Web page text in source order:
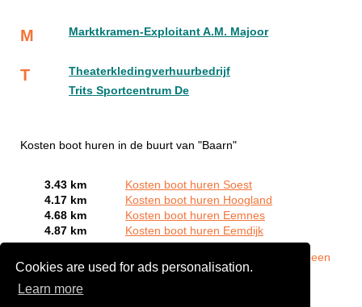
Cookies are used for ads personalisation.
Learn more
M Marktkramen-Exploitant A.M. Majoor
T
Theaterkledingverhuurbedrijf
Trits Sportcentrum De
Kosten boot huren in de buurt van "Baarn"
3.43 km
Kosten boot huren Soest
4.17 km
Kosten boot huren Hoogland
4.68 km
Kosten boot huren Eemnes
4.87 km
Kosten boot huren Eemdijk
Meld een
bedrijf gratis aan